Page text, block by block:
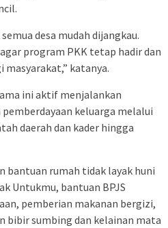
desa mudah dijangkau.
program PKK tetap hadir dan
katanya.
ini aktif menjalankan
keluarga melalui
daerah dan kader hingga
bantuan rumah tidak layak huni
Untukmu, bantuan BPJS
pemberian makanan bergizi,
bibir sumbing dan kelainan mata